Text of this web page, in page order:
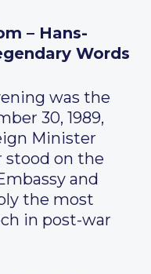
– Hans-
Words
was the
30, 1989,
Minister
stood on the
and
the most
in post-war